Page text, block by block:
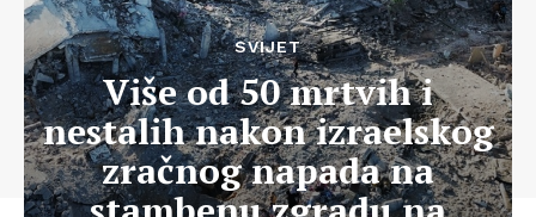
SVIJET
Više od 50 mrtvih i
nestalih nakon izraelskog
zračnog napada na